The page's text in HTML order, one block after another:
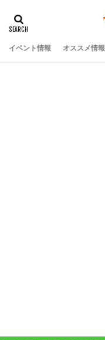
イベント情報 オススメ情報